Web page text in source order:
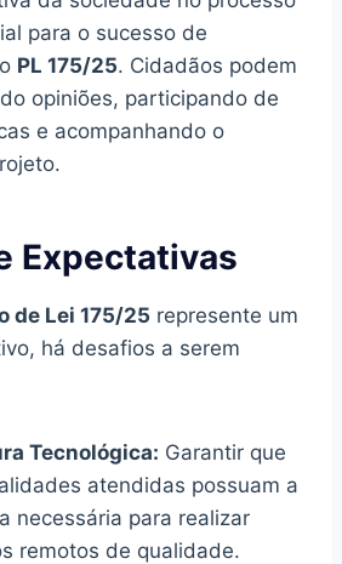
para o sucesso de
PL 175/25. Cidadãos podem
opiniões, participando de
e acompanhando o
Expectativas
de Lei 175/25 represente um
há desafios a serem
Tecnológica: Garantir que
atendidas possuam a
necessária para realizar
remotos de qualidade.